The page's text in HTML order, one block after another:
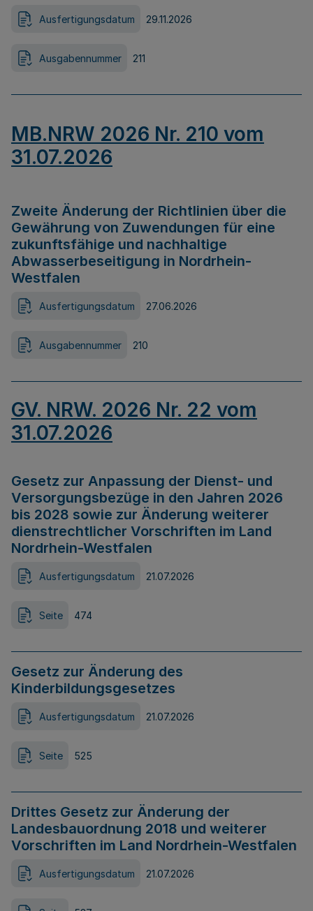
Ausfertigungsdatum 29.11.2026
Ausgabennummer 211
MB.NRW 2026 Nr. 210 vom
31.07.2026
Zweite Änderung der Richtlinien über die
Gewährung von Zuwendungen für eine
zukunftsfähige und nachhaltige
Abwasserbeseitigung in Nordrhein-
Westfalen
Ausfertigungsdatum 27.06.2026
Ausgabennummer 210
GV. NRW. 2026 Nr. 22 vom
31.07.2026
Gesetz zur Anpassung der Dienst- und
Versorgungsbezüge in den Jahren 2026
bis 2028 sowie zur Änderung weiterer
dienstrechtlicher Vorschriften im Land
Nordrhein-Westfalen
Ausfertigungsdatum 21.07.2026
Seite 474
Gesetz zur Änderung des
Kinderbildungsgesetzes
Ausfertigungsdatum 21.07.2026
Seite 525
Drittes Gesetz zur Änderung der
Landesbauordnung 2018 und weiterer
Vorschriften im Land Nordrhein-Westfalen
Ausfertigungsdatum 21.07.2026